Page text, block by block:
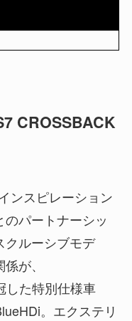
CROSSBACK
ンスピレーション
パートナーシッ
クルーシブモデ
が、
した特別仕様車
。エクステリ